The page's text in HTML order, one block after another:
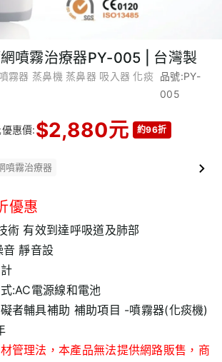
噴霧治療器PY-005 | 台灣製
霧器 蒸鼻機 蒸鼻器 吸入器 化痰 品號:PY-
005
優惠價:$2,880元 約96折
噴霧治療器
優惠
術 有效到達呼吸道及肺部
靜音設
:AC電源線和電池
者輔具補助 補助項目 -噴霧器(化痰機)
管理法，本產品無法提供網路販售，商